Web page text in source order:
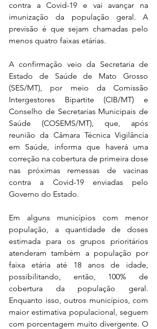
contra a Covid-19 e vai avançar na
imunização da população geral. A
previsão é que sejam chamadas pelo
menos quatro faixas etárias.
A confirmação veio da Secretaria de
Estado de Saúde de Mato Grosso
(SES/MT), por meio da Comissão
Intergestores Bipartite (CIB/MT) e
Conselho de Secretarias Municipais de
Saúde (COSEMS/MT), que, após
reunião da Câmara Técnica Vigilância
em Saúde, informa que haverá uma
correção na cobertura de primeira dose
nas próximas remessas de vacinas
contra a Covid-19 enviadas pelo
Governo do Estado.
Em alguns municípios com menor
população, a quantidade de doses
estimada para os grupos prioritários
atenderam também a população por
faixa etária até 18 anos de idade,
possibilitando, então, 100% de
cobertura da população geral.
Enquanto isso, outros municípios, com
maior estimativa populacional, seguem
com porcentagem muito divergente. O